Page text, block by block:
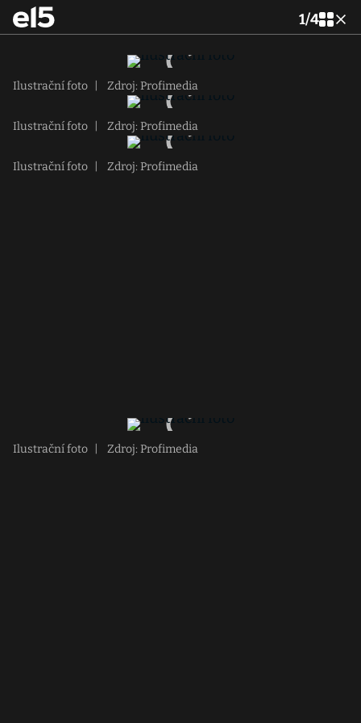
1/4
Ilustrační foto Zdroj: Profimedia
Ilustrační foto Zdroj: Profimedia
Ilustrační foto Zdroj: Profimedia
Ilustrační foto Zdroj: Profimedia